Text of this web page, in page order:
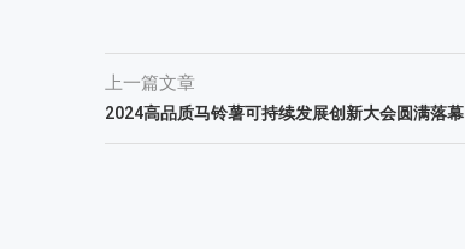
上一篇文章
2024高品质马铃薯可持续发展创新大会圆满落幕